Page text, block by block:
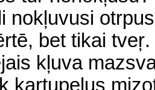
nokļuvusi
bet tikai
kļuva
kartupeļus